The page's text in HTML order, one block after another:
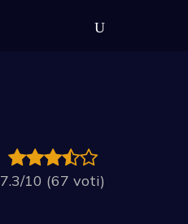
7.3/10 (67 voti)